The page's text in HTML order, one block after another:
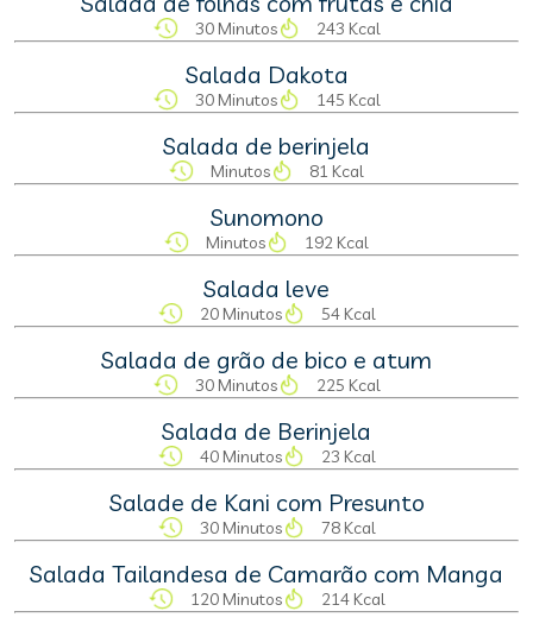
30 Minutos 243 Kcal
Salada Dakota
30 Minutos 145 Kcal
Salada de berinjela
Minutos 81 Kcal
Sunomono
Minutos 192 Kcal
Salada leve
20 Minutos 54 Kcal
Salada de grão de bico e atum
30 Minutos 225 Kcal
Salada de Berinjela
40 Minutos 23 Kcal
Salade de Kani com Presunto
30 Minutos 78 Kcal
Salada Tailandesa de Camarão com Manga
120 Minutos 214 Kcal